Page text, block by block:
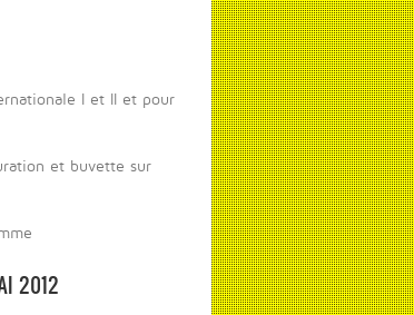
I et II et pour
et buvette sur
2012